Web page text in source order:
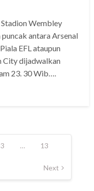
Wembley
antara Arsenal
EFL ataupun
City dijadwalkan
23. 30 Wib….
3 … 13
Next